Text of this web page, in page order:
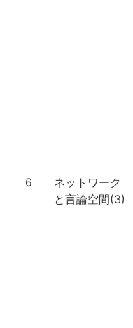
6
ネットワーク
と言論空間(3)